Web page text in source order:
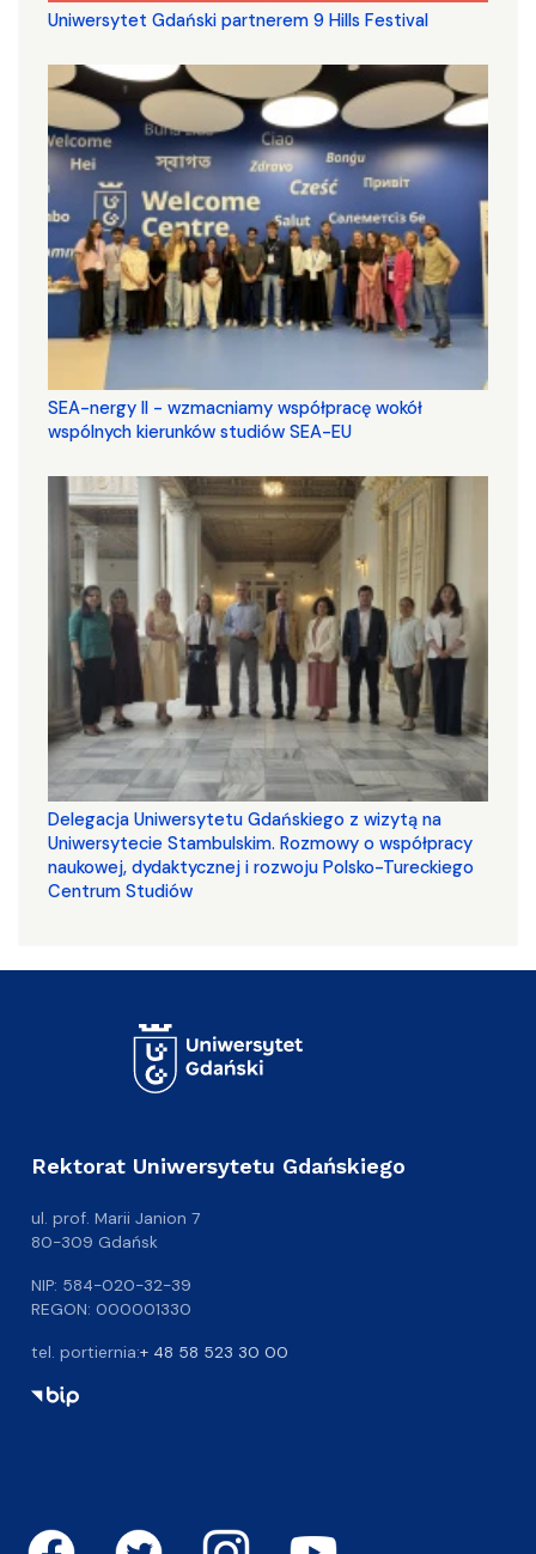
Uniwersytet Gdański partnerem 9 Hills Festival
SEA-nergy II - wzmacniamy współpracę wokół
wspólnych kierunków studiów SEA-EU
Delegacja Uniwersytetu Gdańskiego z wizytą na
Uniwersytecie Stambulskim. Rozmowy o współpracy
naukowej, dydaktycznej i rozwoju Polsko-Tureckiego
Centrum Studiów
Rektorat Uniwersytetu Gdańskiego
ul. prof. Marii Janion 7
80-309 Gdańsk
NIP: 584-020-32-39
REGON: 000001330
tel. portiernia:+ 48 58 523 30 00